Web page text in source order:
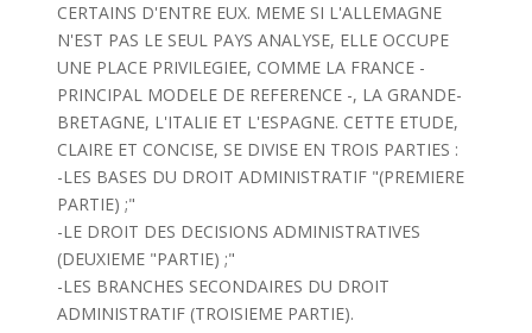
CERTAINS D'ENTRE EUX. MEME SI L'ALLEMAGNE
N'EST PAS LE SEUL PAYS ANALYSE, ELLE OCCUPE
UNE PLACE PRIVILEGIEE, COMME LA FRANCE -
PRINCIPAL MODELE DE REFERENCE -, LA GRANDE-
BRETAGNE, L'ITALIE ET L'ESPAGNE. CETTE ETUDE,
CLAIRE ET CONCISE, SE DIVISE EN TROIS PARTIES :
-LES BASES DU DROIT ADMINISTRATIF "(PREMIERE
PARTIE) ;"
-LE DROIT DES DECISIONS ADMINISTRATIVES
(DEUXIEME "PARTIE) ;"
-LES BRANCHES SECONDAIRES DU DROIT
ADMINISTRATIF (TROISIEME PARTIE).